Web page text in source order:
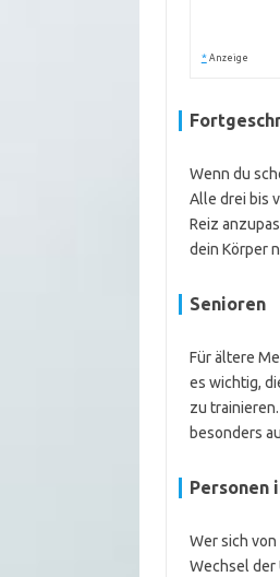
* Anzeige
Wenn du
Alle drei bis
Reiz
dein Körper
Senioren
Für ältere
es wichtig,
zu
besonders
Personen
Wer sich
Wechsel der